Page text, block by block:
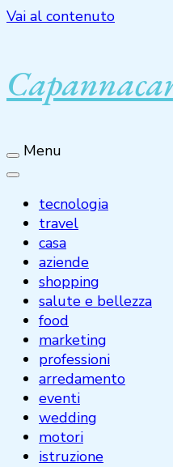
Vai al contenuto
Menu
tecnologia
travel
casa
aziende
shopping
salute e bellezza
food
marketing
professioni
arredamento
eventi
wedding
motori
istruzione